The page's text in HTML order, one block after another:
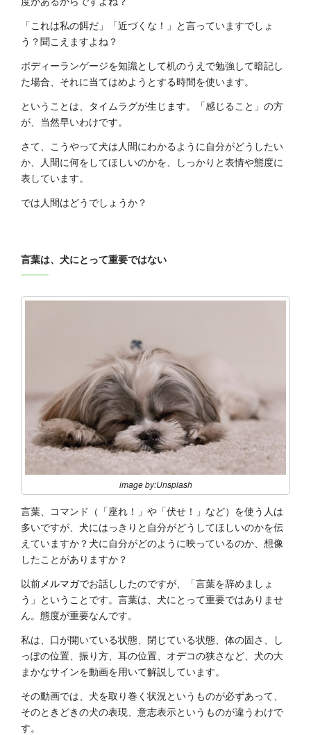
「これは私の餌だ」「近づくな！」と言っていますでしょ
う？聞こえますよね？
ボディーランゲージを知識として机のうえで勉強して暗記し
た場合、それに当てはめようとする時間を使います。
ということは、タイムラグが生じます。「感じること」の方
が、当然早いわけです。
さて、こうやって犬は人間にわかるように自分がどうしたい
か、人間に何をしてほしいのかを、しっかりと表情や態度に
表しています。
では人間はどうでしょうか？
言葉は、犬にとって重要ではない
image by:Unsplash
言葉、コマンド（「座れ！」や「伏せ！」など）を使う人は
多いですが、犬にはっきりと自分がどうしてほしいのかを伝
えていますか？犬に自分がどのように映っているのか、想像
したことがありますか？
以前 メルマガでお話ししたのですが、「言葉を辞めましょ
う」ということです。言葉は、犬にとって重要ではありませ
ん。態度が重要なんです。
私は、口が開いている状態、閉じている状態、体の固さ、し
っぽの位置、振り方、耳の位置、オデコの狭さなど、犬の大
まかなサインを動画を用いて解説しています。
その動画では、犬を取り巻く状況というものが必ずあって、
そのときどきの犬の表現、意志表示というものが違うわけで
す。